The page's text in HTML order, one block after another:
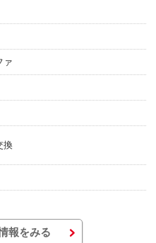
ァ
換
報をみる